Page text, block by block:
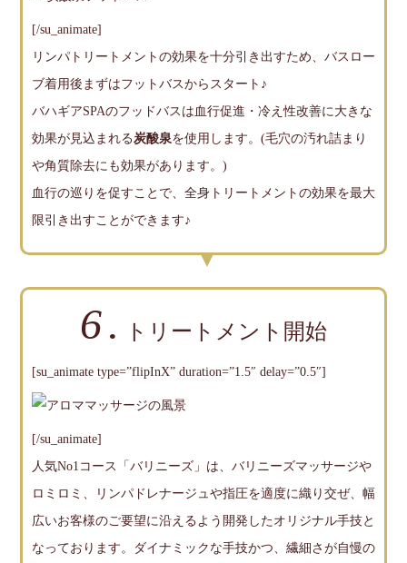
[/su_animate]
リンパトリートメントの効果を十分引き出すため、バスロー
ブ着用後まずはフットバスからスタート♪
バハギアSPAのフッドバスは血行促進・冷え性改善に大きな
効果が見込まれる炭酸泉を使用します。(毛穴の汚れ詰まり
や角質除去にも効果があります。)
血行の巡りを促すことで、全身トリートメントの効果を最大
限引き出すことができます♪
6. トリートメント開始
[su_animate type=”flipInX” duration=”1.5″ delay=”0.5″]
[/su_animate]
人気No1コース「バリニーズ」は、バリニーズマッサージや
ロミロミ、リンパドレナージュや指圧を適度に織り交ぜ、幅
広いお客様のご要望に沿えるよう開発したオリジナル手技と
なっております。ダイナミックな手技かつ、繊細さが自慢の